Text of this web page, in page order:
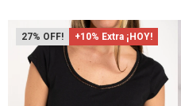
27 +10% Extra ¡HOY!